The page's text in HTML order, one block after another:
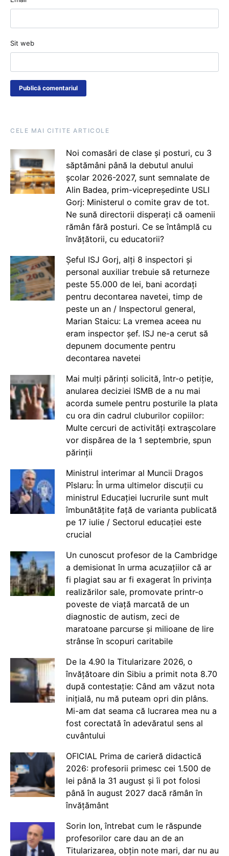
Sit web
CELE MAI CITITE ARTICOLE
Noi comasări de clase și posturi, cu 3
săptămâni până la debutul anului
școlar 2026-2027, sunt semnalate de
Alin Badea, prim-vicepreședinte USLI
Gorj: Ministerul o comite grav de tot.
Ne sună directorii disperați că oamenii
rămân fără posturi. Ce se întâmplă cu
învățătorii, cu educatorii?
Șeful ISJ Gorj, alți 8 inspectori și
personal auxiliar trebuie să returneze
peste 55.000 de lei, bani acordați
pentru decontarea navetei, timp de
peste un an / Inspectorul general,
Marian Staicu: La vremea aceea nu
eram inspector șef. ISJ ne-a cerut să
depunem documente pentru
decontarea navetei
Mai mulți părinți solicită, într-o petiție,
anularea deciziei ISMB de a nu mai
acorda sumele pentru posturile la plata
cu ora din cadrul cluburilor copiilor:
Multe cercuri de activități extrașcolare
vor dispărea de la 1 septembrie, spun
părinții
Ministrul interimar al Muncii Dragos
Pîslaru: În urma ultimelor discuții cu
ministrul Educației lucrurile sunt mult
îmbunătățite față de varianta publicată
pe 17 iulie / Sectorul educației este
crucial
Un cunoscut profesor de la Cambridge
a demisionat în urma acuzațiilor că ar
fi plagiat sau ar fi exagerat în privința
realizărilor sale, promovate printr-o
poveste de viață marcată de un
diagnostic de autism, zeci de
maratoane parcurse și milioane de lire
strânse în scopuri caritabile
De la 4.90 la Titularizare 2026, o
învățătoare din Sibiu a primit nota 8.70
după contestație: Când am văzut nota
inițială, nu mă puteam opri din plâns.
Mi-am dat seama că lucrarea mea nu a
fost corectată în adevăratul sens al
cuvântului
OFICIAL Prima de carieră didactică
2026: profesorii primesc cei 1.500 de
lei până la 31 august și îi pot folosi
până în august 2027 dacă rămân în
învățământ
Sorin Ion, întrebat cum le răspunde
profesorilor care dau an de an
Titularizarea, obțin note mari, dar nu au